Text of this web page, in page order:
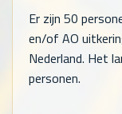
Er zijn 50
en/of AO
Nederland. Het
personen.